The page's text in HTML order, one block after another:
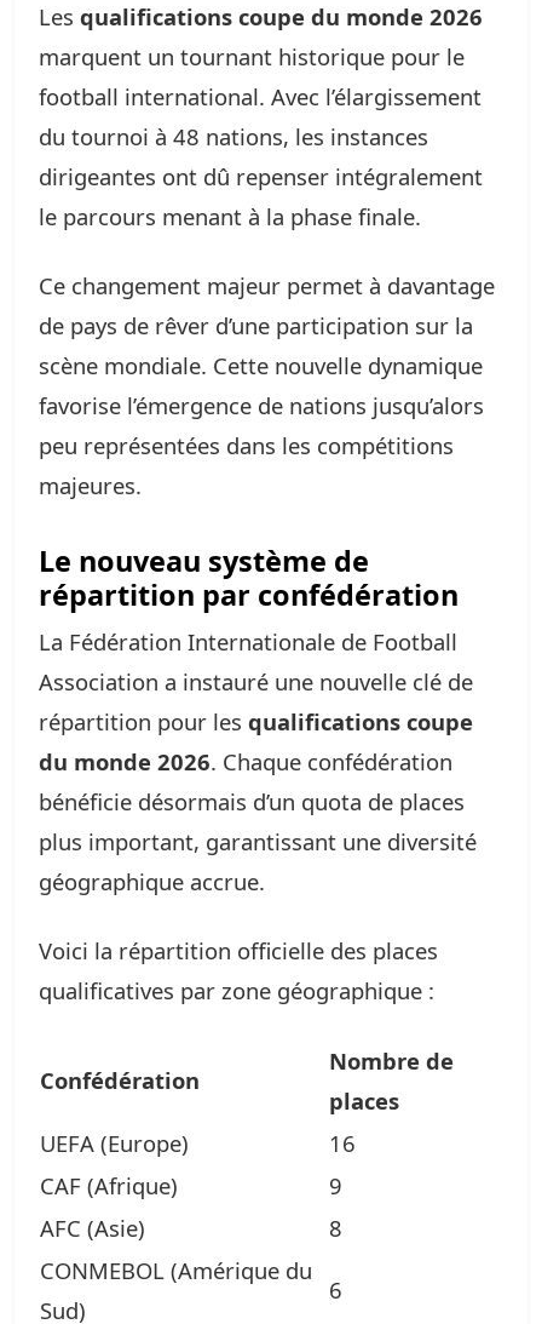
Les qualifications coupe du monde 2026
marquent un tournant historique pour le
football international. Avec l’élargissement
du tournoi à 48 nations, les instances
dirigeantes ont dû repenser intégralement
le parcours menant à la phase finale.
Ce changement majeur permet à davantage
de pays de rêver d’une participation sur la
scène mondiale. Cette nouvelle dynamique
favorise l’émergence de nations jusqu’alors
peu représentées dans les compétitions
majeures.
Le nouveau système de
répartition par confédération
La Fédération Internationale de Football
Association a instauré une nouvelle clé de
répartition pour les qualifications coupe
du monde 2026. Chaque confédération
bénéficie désormais d’un quota de places
plus important, garantissant une diversité
géographique accrue.
Voici la répartition officielle des places
qualificatives par zone géographique :
Confédération
Nombre de
places
UEFA (Europe)
16
CAF (Afrique)
9
AFC (Asie)
8
CONMEBOL (Amérique du
Sud)
6